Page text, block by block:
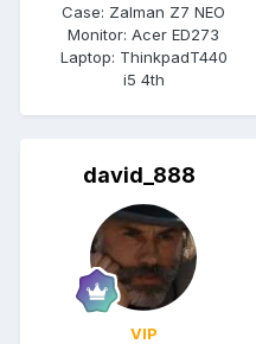
Case: Zalman Z7 NEO
Monitor: Acer ED273
Laptop: ThinkpadT440
i5 4th
david_888
VIP